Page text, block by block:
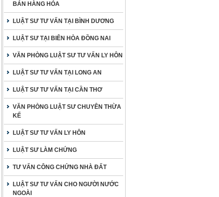
BÁN HÀNG HÓA
LUẬT SƯ TƯ VẤN TẠI BÌNH DƯƠNG
LUẬT SƯ TẠI BIÊN HÒA ĐỒNG NAI
VĂN PHÒNG LUẬT SƯ TƯ VẤN LY HÔN
LUẬT SƯ TƯ VẤN TẠI LONG AN
LUẬT SƯ TƯ VẤN TẠI CẦN THƠ
VĂN PHÒNG LUẬT SƯ CHUYÊN THỪA
KẾ
LUẬT SƯ TƯ VẤN LY HÔN
LUẬT SƯ LÀM CHỨNG
TƯ VẤN CÔNG CHỨNG NHÀ ĐẤT
LUẬT SƯ TƯ VẤN CHO NGƯỜI NƯỚC
NGOÀI